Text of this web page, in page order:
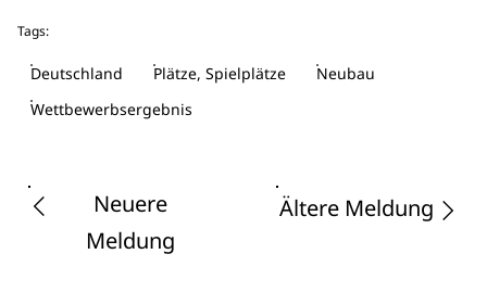
Tags:
Deutschland Plätze, Spielplätze
Neubau
Wettbewerbsergebnis
Neuere
Meldung
Ältere Meldung